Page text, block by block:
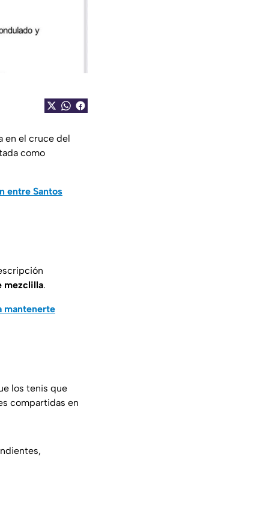
en el cruce del
como
entre Santos
mezclilla.
mantenerte
los tenis que
compartidas en